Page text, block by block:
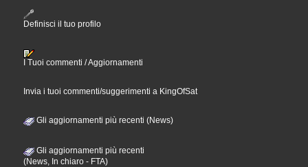
Definisci il tuo profilo
I Tuoi commenti / Aggiornamenti
Invia i tuoi commenti/suggerimenti a KingOfSat
Gli aggiornamenti più recenti (News)
Gli aggiornamenti più recenti
(News, In chiaro - FTA)